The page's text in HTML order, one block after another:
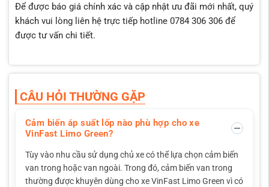
Để được báo giá chính xác và cập nhật ưu đãi mới nhất, quý
khách vui lòng liên hệ trực tiếp hotline 0784 306 306 để
được tư vấn chi tiết.
CÂU HỎI THƯỜNG GẶP
Cảm biến áp suất lốp nào phù hợp cho xe
VinFast Limo Green?
Tùy vào nhu cầu sử dụng chủ xe có thể lựa chọn cảm biến
van trong hoặc van ngoài. Trong đó, cảm biến van trong
thường được khuyên dùng cho xe VinFast Limo Green vì có